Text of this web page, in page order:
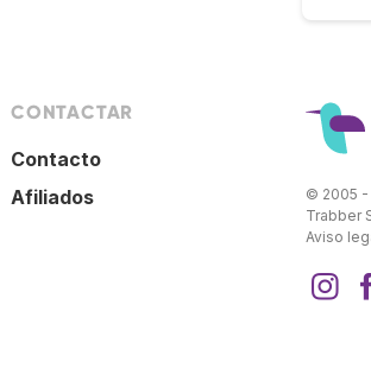
CONTACTAR
Contacto
Afiliados
© 2005 -
Trabber
Aviso